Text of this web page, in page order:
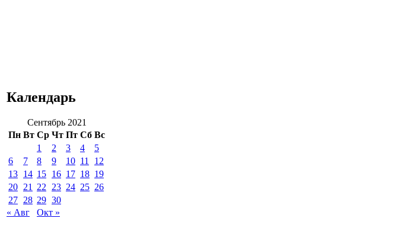
Календарь
Сентябрь 2021
Пн Вт Ср Чт Пт Сб Вс
1
2 3 4
5
6
7 8 9 10 11
12
13 14 15 16 17 18 19
20 21 22 23 24 25 26
27 28 29 30
« Авг
Окт »